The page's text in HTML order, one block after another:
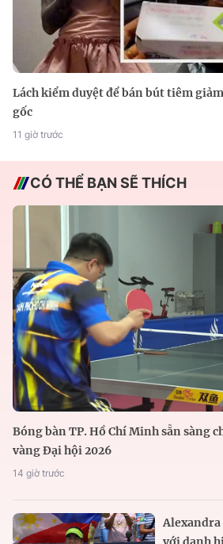
Lách kiểm duyệt để bán bút tiêm
gốc
11 giờ trước
CÓ THỂ BẠN SẼ THÍCH
Bóng bàn TP. Hồ Chí Minh sẵn sàng
vàng Đại hội 2026
14 giờ trước
Alexandra